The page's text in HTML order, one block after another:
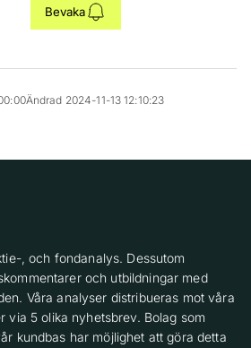
Bevaka
Ändrad 2024-11-13 12:10:23
, och fondanalys. Dessutom
och utbildningar med
Våra analyser distribueras mot våra
via 5 olika nyhetsbrev. Bolag som
kundbas har möjlighet att göra detta